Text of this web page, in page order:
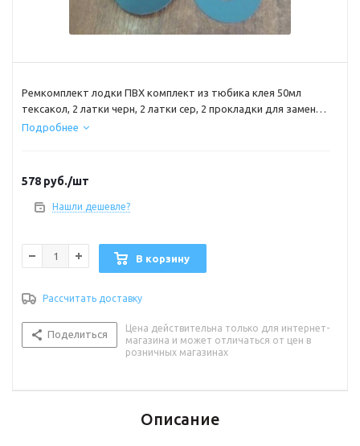
Ремкомплект лодки ПВХ комплект из тюбика клея 50мл
тексакол, 2 латки черн, 2 латки сер, 2 прокладки для замены
воздушного клапана лодки размер латок 10х10см
Подробнее
578 руб./шт
Нашли дешевле?
В корзину
Рассчитать доставку
Поделиться
Цена действительна только для интернет-
магазина и может отличаться от цен в
розничных магазинах
Описание